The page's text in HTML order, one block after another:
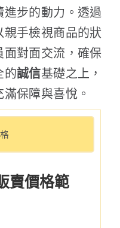
進步的動力。透過
親手檢視商品的狀
對面交流，確保
的誠信基礎之上，
保障與喜悅。
賣價格範